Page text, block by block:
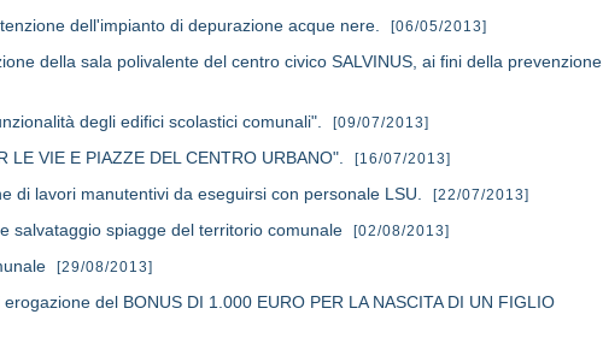
dell'impianto di depurazione acque nere. [06/05/2013]
della sala polivalente del centro civico SALVINUS, ai fini della prevenzione
degli edifici scolastici comunali". [09/07/2013]
VIE E PIAZZE DEL CENTRO URBANO". [16/07/2013]
di lavori manutentivi da eseguirsi con personale LSU. [22/07/2013]
salvataggio spiagge del territorio comunale [02/08/2013]
[29/08/2013]
del BONUS DI 1.000 EURO PER LA NASCITA DI UN FIGLIO